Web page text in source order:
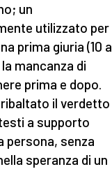
un
utilizzato per
prima giuria (10 a
mancanza di
prima e dopo.
ribaltato il verdetto
a supporto
persona, senza
speranza di un